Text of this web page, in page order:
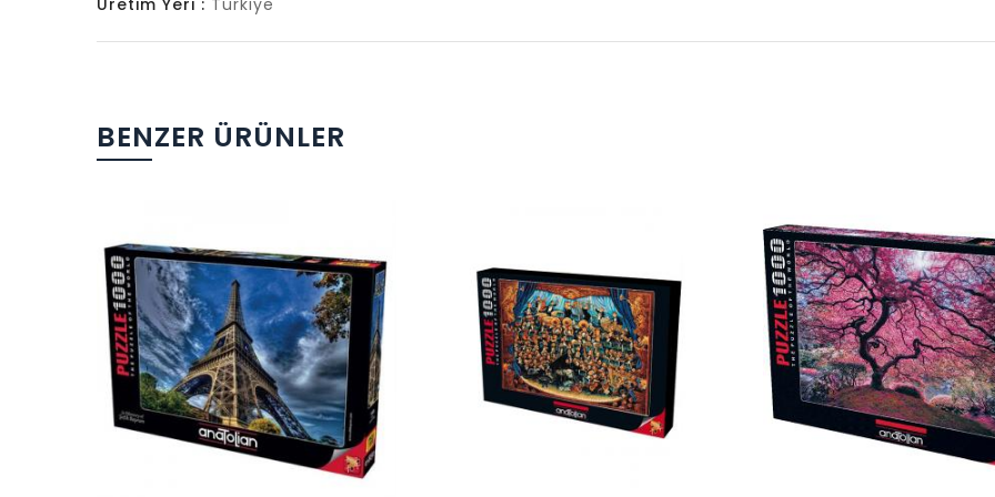
Üretim Yeri : Türkiye
BENZER ÜRÜNLER